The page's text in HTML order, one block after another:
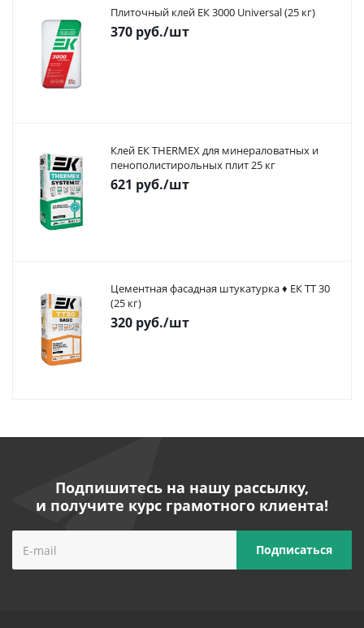
Плиточный клей ЕК 3000 Universal (25 кг)
370 руб./шт
Клей ЕК THERMEX для минераловатных и
пенополистирольных плит 25 кг
621 руб./шт
Цементная фасадная штукатурка ♦ ЕК ТТ 30
(25 кг)
320 руб./шт
Подпишитесь на нашу рассылку,
и получите курс грамотного клиента!